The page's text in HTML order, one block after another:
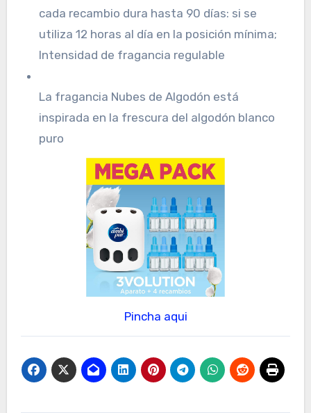
cada recambio dura hasta 90 días: si se
utiliza 12 horas al día en la posición mínima;
Intensidad de fragancia regulable
La fragancia Nubes de Algodón está
inspirada en la frescura del algodón blanco
puro
Pincha aqui